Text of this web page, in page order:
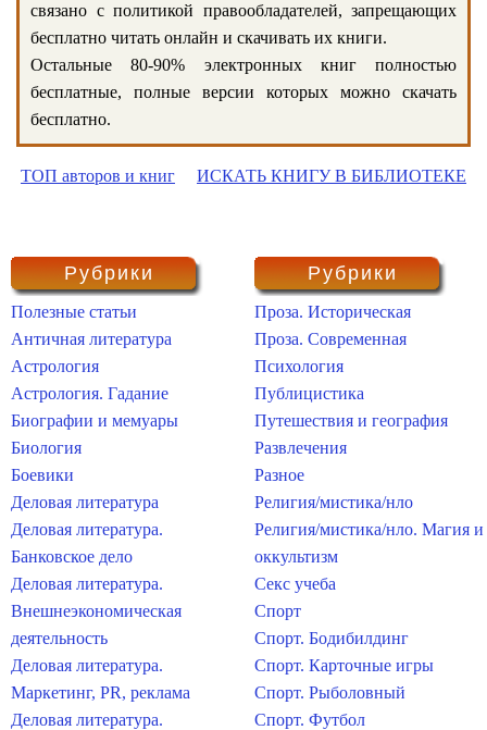
связано с политикой правообладателей, запрещающих
бесплатно читать онлайн и скачивать их книги.
Остальные 80-90% электронных книг полностью
бесплатные, полные версии которых можно скачать
бесплатно.
ТОП авторов и книг ИСКАТЬ КНИГУ В БИБЛИОТЕКЕ
Рубрики
Полезные статьи
Античная литература
Астрология
Астрология. Гадание
Биографии и мемуары
Биология
Боевики
Деловая литература
Деловая литература.
Банковское дело
Деловая литература.
Внешнеэкономическая
деятельность
Деловая литература.
Маркетинг, PR, реклама
Деловая литература.
Рубрики
Проза. Историческая
Проза. Современная
Психология
Публицистика
Путешествия и география
Развлечения
Разное
Религия/мистика/нло
Религия/мистика/нло. Магия и
оккультизм
Секс учеба
Спорт
Спорт. Бодибилдинг
Спорт. Карточные игры
Спорт. Рыболовный
Спорт. Футбол